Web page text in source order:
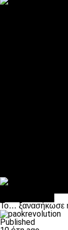
To… ξανασήκωσε η
Published